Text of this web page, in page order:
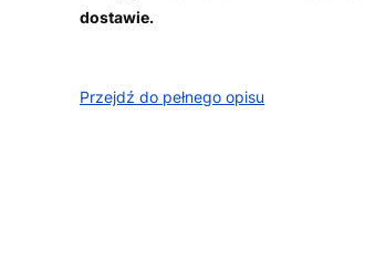
dostawie.
Przejdź do pełnego opisu